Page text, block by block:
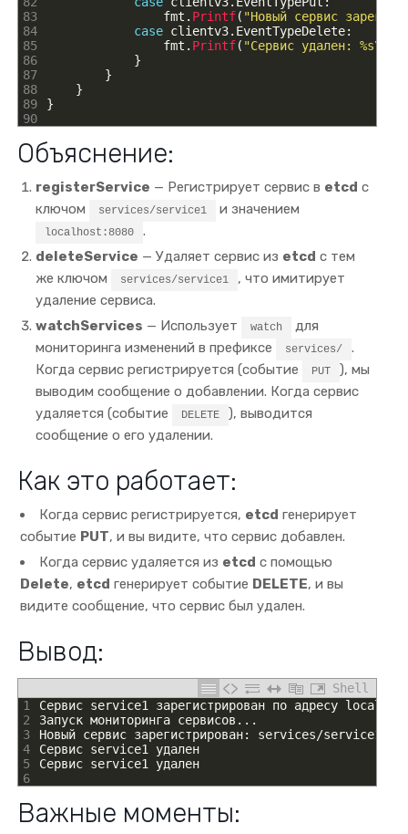
83
84
85
86
87
88
89
90
fmt . Printf( "Новый сервис
case clientv3. EventTypeDelete:
fmt . Printf( "Сервис удален: %s\n"
}
}
}
}
Объяснение:
registerService — Регистрирует сервис в etcd с
ключом
services/service1 и значением
localhost:8080
.
deleteService — Удаляет сервис из etcd с тем
же ключом
services/service1
, что имитирует
удаление сервиса.
watchServices — Использует watch
для
мониторинга изменений в префиксе
services/
.
Когда сервис регистрируется (событие
PUT
), мы
выводим сообщение о добавлении. Когда сервис
удаляется (событие
DELETE
), выводится
сообщение о его удалении.
Как это работает:
Когда сервис регистрируется, etcd генерирует
событие PUT, и вы видите, что сервис добавлен.
Когда сервис удаляется из etcd с помощью
Delete, etcd генерирует событие DELETE, и вы
видите сообщение, что сервис был удален.
Вывод:
Shell
1
2
3
4
5
6
Сервис service1 зарегистрирован по адресу
Запуск мониторинга сервисов . . .
Новый сервис зарегистрирован: services/service1
Сервис service1
удален
Сервис service1 удален
Важные моменты: